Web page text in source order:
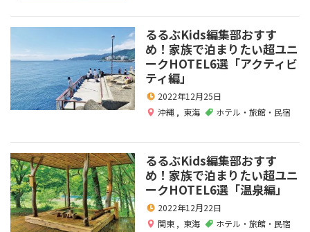
るるぶKids編集部おすす
め！家族で泊まりたい超ユニ
ークHOTEL6選「アクティビ
ティ編」
2022年12月25日
沖縄 , 東海 ホテル・旅館・民宿
るるぶKids編集部おすす
め！家族で泊まりたい超ユニ
ークHOTEL6選「温泉編」
2022年12月22日
関東 , 東海 ホテル・旅館・民宿